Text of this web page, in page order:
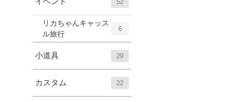
52
リカちゃんキャッス
ル旅行
6
小道具 29
カスタム 22